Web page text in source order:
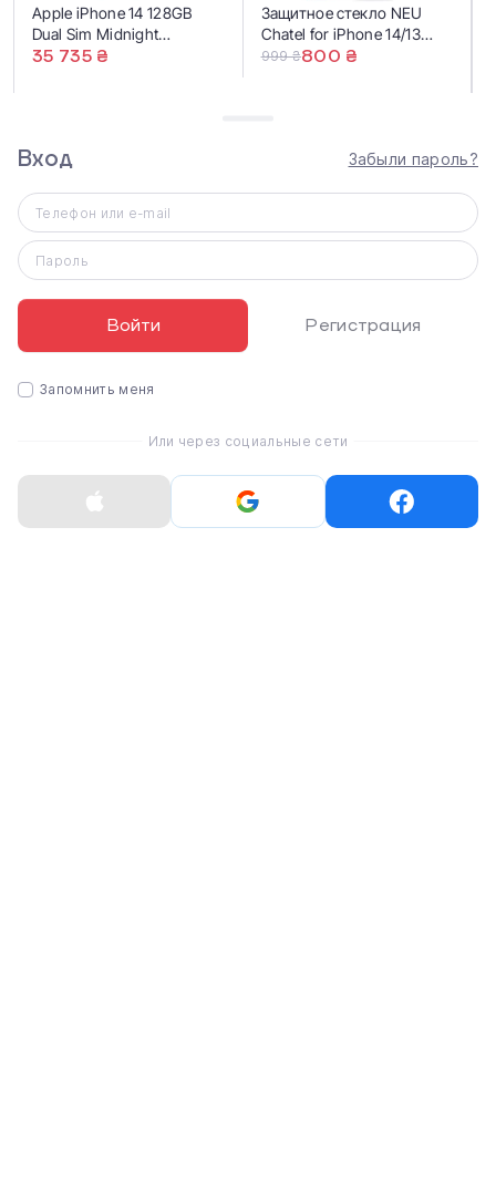
Apple iPhone 14 128GB
Dual Sim Midnight
(MPU93)
35 735 ₴
Защитное стекло NEU
Chatel for iPhone 14/13
Pro/13/16е
999 ₴800 ₴
iPhone 14
Вход Забыли пароль?
Телефон или e-mail
Пароль
Войти Регистрация
Запомнить меня
Или через социальные сети